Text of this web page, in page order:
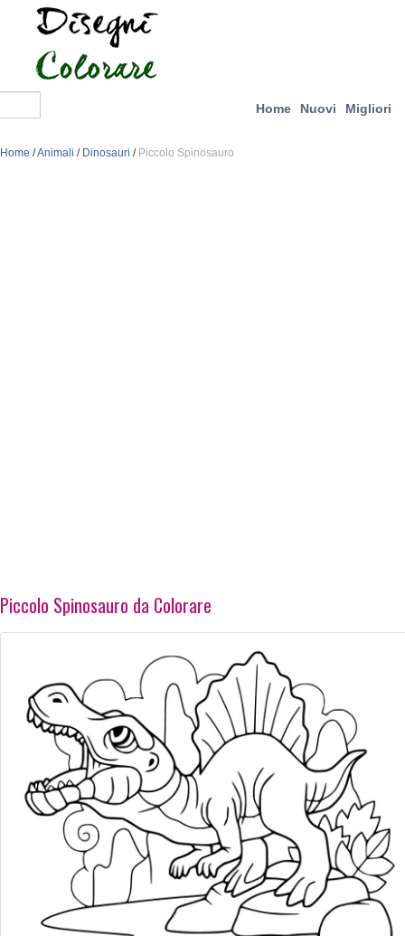
Home Nuovi Migliori
Home /Animali / Dinosauri / Piccolo Spinosauro
Piccolo Spinosauro da Colorare